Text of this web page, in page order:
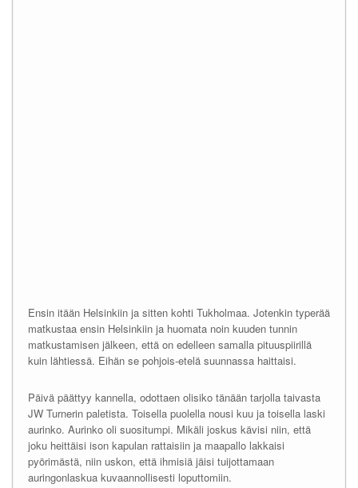
Ensin itään Helsinkiin ja sitten kohti Tukholmaa. Jotenkin typerää
matkustaa ensin Helsinkiin ja huomata noin kuuden tunnin
matkustamisen jälkeen, että on edelleen samalla pituuspiirillä
kuin lähtiessä. Eihän se pohjois-etelä suunnassa haittaisi.
Päivä päättyy kannella, odottaen olisiko tänään tarjolla taivasta
JW Turnerin paletista. Toisella puolella nousi kuu ja toisella laski
aurinko. Aurinko oli suositumpi. Mikäli joskus kävisi niin, että
joku heittäisi ison kapulan rattaisiin ja maapallo lakkaisi
pyörimästä, niin uskon, että ihmisiä jäisi tuijottamaan
auringonlaskua kuvaannollisesti loputtomiin.